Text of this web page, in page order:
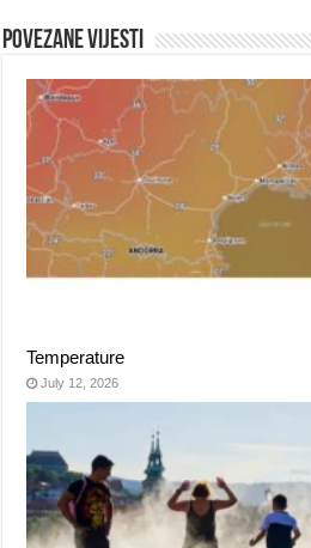
Povezane vijesti
Temperature
July 12, 2026